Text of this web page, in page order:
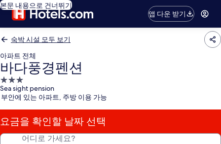
본문 내용으로 건너뛰기
앱 다운 받기
숙박 시설 모두 보기
아파트 전체
바다풍경펜션
3.0
성
급
숙
박
시
Sea sight pension
부안에 있는 아파트, 주방 이용 가능
요금을 확인할 날짜 선택
어디로 가세요?